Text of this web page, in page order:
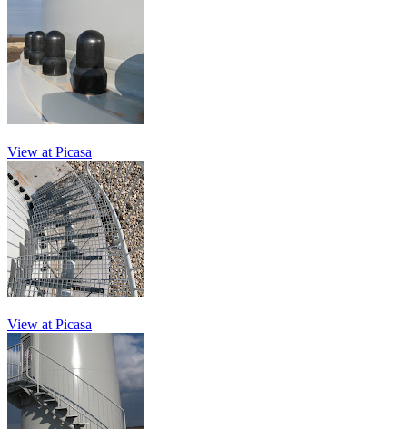
View at Picasa
View at Picasa